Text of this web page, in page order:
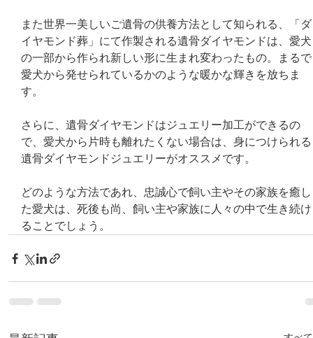
また世界一美しいご遺骨の供養方法として知られる、「ダ
イヤモンド葬」にて作製される遺骨ダイヤモンドは、愛犬
の一部から作られ新しい形に生まれ変わったもの。まるで
愛犬から発せられているかのような暖かな輝きを放ちま
す。
さらに、遺骨ダイヤモンドはジュエリー加工ができるの
で、愛犬から片時も離れたくない場合は、身につけられる
遺骨ダイヤモンドジュエリーがオススメです。
どのような方法であれ、忠誠心で飼い主やその家族を癒し
た愛犬は、死後も尚、飼い主や家族に人々の中で生き続け
ることでしょう。